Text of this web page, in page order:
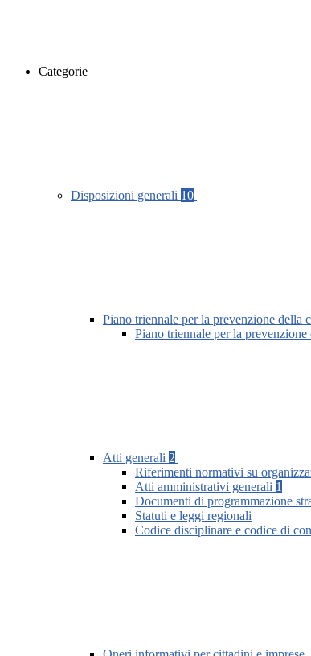
Categorie
Disposizioni generali 10
Piano triennale per la prevenzione della
Piano triennale per la
Atti generali 2
Riferimenti normativi su
Atti amministrativi generali 1
Documenti di programmazione
Statuti e leggi regionali
Codice disciplinare e codice di